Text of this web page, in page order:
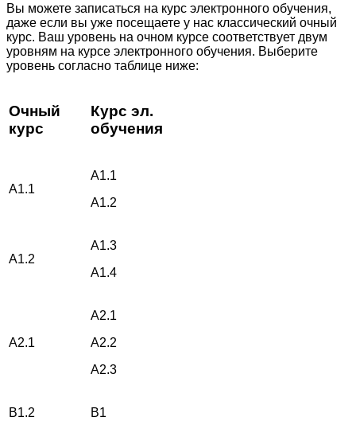
Вы можете записаться на курс электронного обучения,
даже если вы уже посещаете у нас классический очный
курс. Ваш уровень на очном курсе соответствует двум
уровням на курсе электронного обучения. Выберите
уровень согласно таблице ниже:
Очный
курс
Курс эл.
обучения
A1.1
A1.1
A1.2
A1.2
A1.3
A1.4
A2.1
A2.1
A2.2
A2.3
B1.2 B1